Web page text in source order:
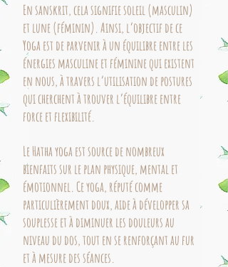
En sanskrit, cela signifie soleil (masculin)
et lune (féminin). Ainsi, l’objectif de ce
Yoga est de parvenir à un équilibre entre les
énergies masculine et féminine qui existent
en nous, à travers l’utilisation de postures
qui cherchent à trouver l’équilibre entre
force et flexibilité.
Le Hatha yoga est source de nombreux
bienfaits sur le plan physique, mental et
émotionnel. Ce yoga, réputé comme
particulièrement doux, aide à développer sa
souplesse et à diminuer les douleurs au
niveau du dos, tout en se renforçant au fur
et à mesure des séances.